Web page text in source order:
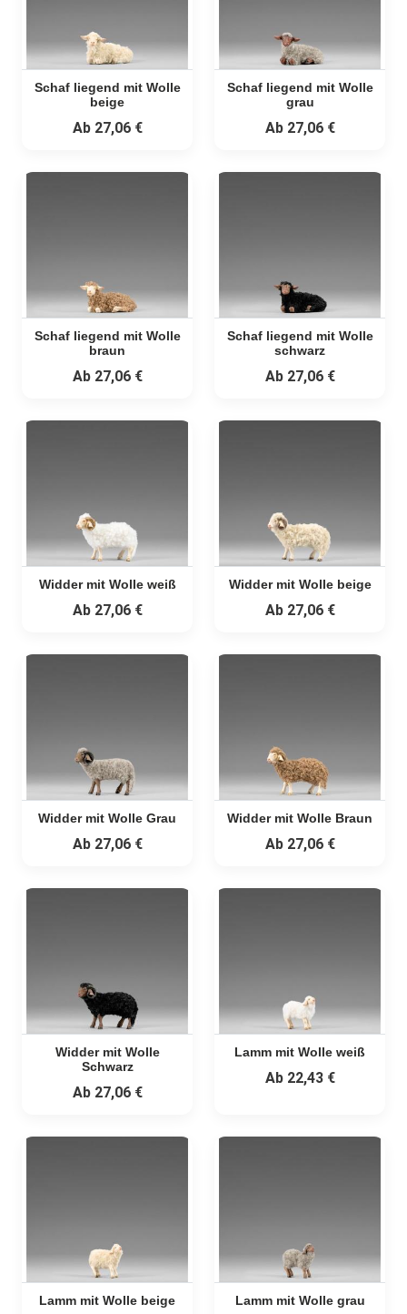
Schaf liegend mit Wolle
beige
Ab27,06 €
Schaf liegend mit Wolle
grau
Ab27,06 €
Schaf liegend mit Wolle
braun
Ab27,06 €
Schaf liegend mit Wolle
schwarz
Ab27,06 €
Widder mit Wolle weiß
Ab27,06 €
Widder mit Wolle beige
Ab27,06 €
Widder mit Wolle Grau
Ab27,06 €
Widder mit Wolle Braun
Ab27,06 €
Widder mit Wolle
Schwarz
Ab27,06 €
Lamm mit Wolle weiß
Ab22,43 €
Lamm mit Wolle beige Lamm mit Wolle grau